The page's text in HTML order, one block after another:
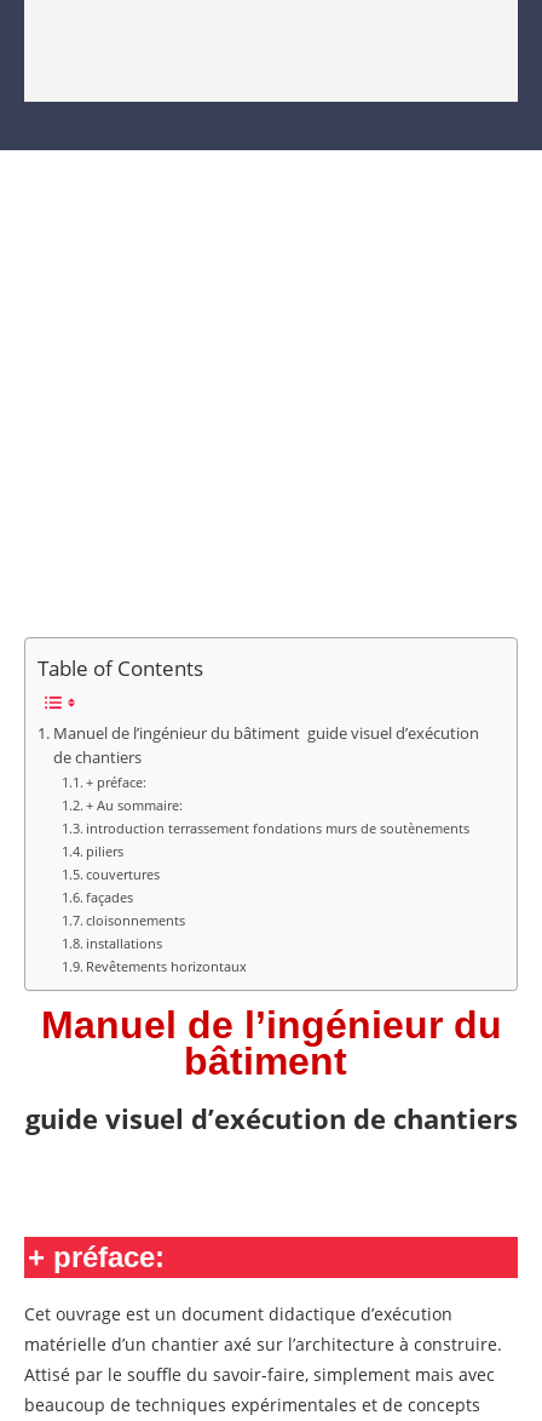
Table of Contents
Manuel de l’ingénieur du bâtiment guide visuel d’exécution
de chantiers
+ préface:
+ Au sommaire:
introduction terrassement fondations murs de soutènements
piliers
couvertures
façades
cloisonnements
installations
Revêtements horizontaux
Manuel de l’ingénieur du
bâtiment
guide visuel d’exécution de chantiers
+ préface:
Cet ouvrage est un document didactique d’exécution
matérielle d’un chantier axé sur l’architecture à construire.
Attisé par le souffle du savoir-faire, simplement mais avec
beaucoup de techniques expérimentales et de concepts